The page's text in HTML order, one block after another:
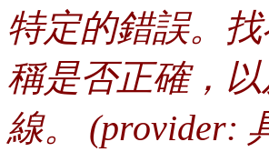
特定的錯誤。
稱是否正確，
線。 (provider: